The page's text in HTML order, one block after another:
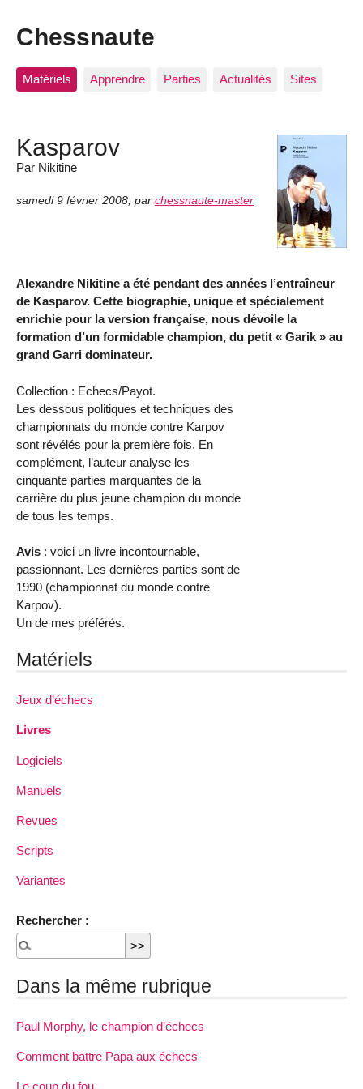
Chessnaute
Matériels Apprendre Parties Actualités Sites
Kasparov
Par Nikitine
samedi 9 février 2008, par chessnaute-master
Alexandre Nikitine a été pendant des années l’entraîneur
de Kasparov. Cette biographie, unique et spécialement
enrichie pour la version française, nous dévoile la
formation d’un formidable champion, du petit « Garik » au
grand Garri dominateur.
Collection : Echecs/Payot.
Les dessous politiques et techniques des
championnats du monde contre Karpov
sont révélés pour la première fois. En
complément, l’auteur analyse les
cinquante parties marquantes de la
carrière du plus jeune champion du monde
de tous les temps.
Avis : voici un livre incontournable,
passionnant. Les dernières parties sont de
1990 (championnat du monde contre
Karpov).
Un de mes préférés.
Matériels
Jeux d’échecs
Livres
Logiciels
Manuels
Revues
Scripts
Variantes
Rechercher :
Dans la même rubrique
Paul Morphy, le champion d’échecs
Comment battre Papa aux échecs